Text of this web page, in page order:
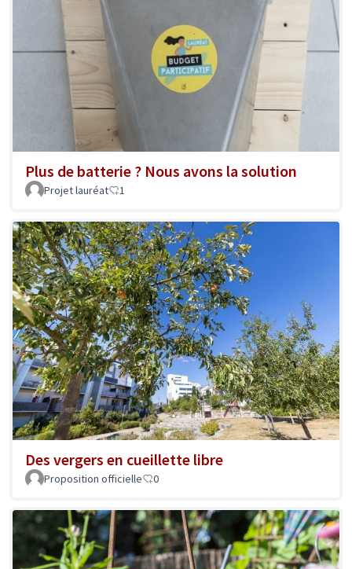
Plus de batterie ? Nous avons la solution
Projet lauréat 1
Des vergers en cueillette libre
Proposition officielle 0